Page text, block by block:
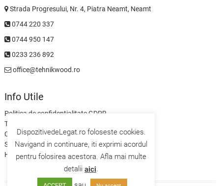
Strada Progresului, Nr. 4, Piatra Neamt, Neamt
0744 220 337
0744 950 147
0233 236 892
office@tehnikwood.ro
Info Utile
Politica de confidentialitate GDPR
Termeni si Conditii
Contact
Servicii
Home
DispozitivedeLegat.ro foloseste cookies.
Navigand in continuare, iti exprimi acordul
pentru folosirea acestora. Afla mai multe
detalii aici.